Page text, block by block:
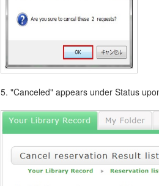
5. "Canceled" appears under Status